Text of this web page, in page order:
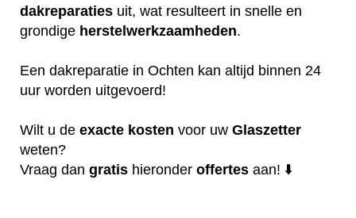
dakreparaties uit, wat resulteert in snelle en
grondige herstelwerkzaamheden.
Een dakreparatie in Ochten kan altijd binnen 24
uur worden uitgevoerd!
Wilt u de exacte kosten voor uw Glaszetter
weten?
Vraag dan gratis hieronder offertes aan! ⬇️